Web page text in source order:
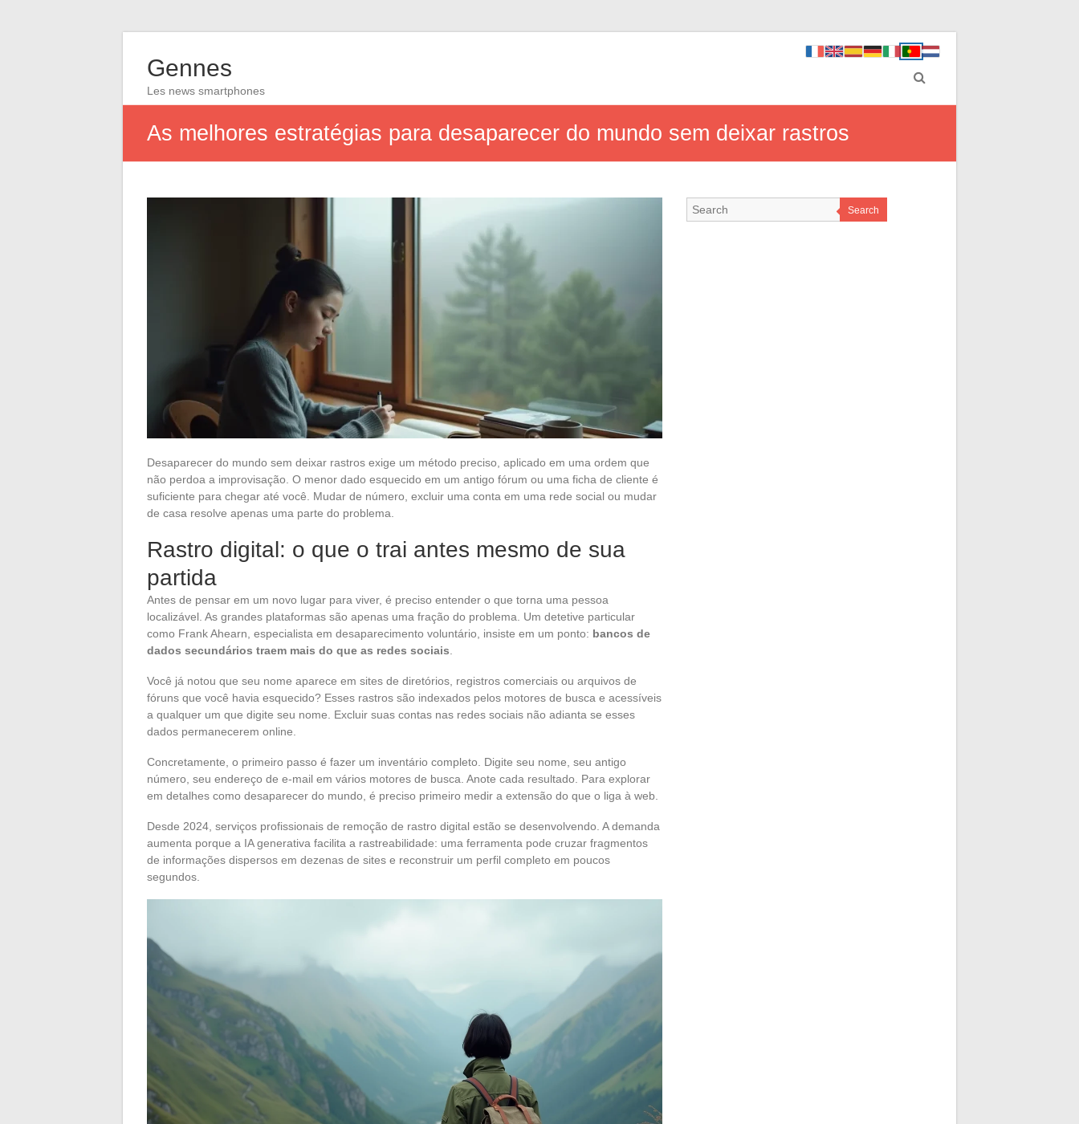
Gennes
Les news smartphones
As melhores estratégias para desaparecer do mundo sem deixar rastros
Desaparecer do mundo sem deixar rastros exige um método preciso, aplicado em uma ordem que
não perdoa a improvisação. O menor dado esquecido em um antigo fórum ou uma ficha de cliente é
suficiente para chegar até você. Mudar de número, excluir uma conta em uma rede social ou mudar
de casa resolve apenas uma parte do problema.
Rastro digital: o que o trai antes mesmo de sua
partida
Antes de pensar em um novo lugar para viver, é preciso entender o que torna uma pessoa
localizável. As grandes plataformas são apenas uma fração do problema. Um detetive particular
como Frank Ahearn, especialista em desaparecimento voluntário, insiste em um ponto: bancos de
dados secundários traem mais do que as redes sociais
Você já notou que seu nome aparece em sites de diretórios, registros comerciais ou arquivos de
fóruns que você havia esquecido? Esses rastros são indexados pelos motores de busca e acessíveis
a qualquer um que digite seu nome. Excluir suas contas nas redes sociais não adianta se esses
dados permanecerem online.
Concretamente, o primeiro passo é fazer um inventário completo. Digite seu nome, seu antigo
número, seu endereço de e-mail em vários motores de busca. Anote cada resultado. Para explorar
em detalhes como desaparecer do mundo, é preciso primeiro medir a extensão do que o liga à web.
Desde 2024, serviços profissionais de remoção de rastro digital estão se desenvolvendo. A demanda
aumenta porque a IA generativa facilita a rastreabilidade: uma ferramenta pode cruzar fragmentos
de informações dispersos em dezenas de sites e reconstruir um perfil completo em poucos
segundos.
Search